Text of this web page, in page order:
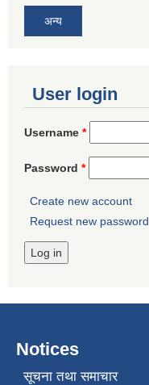
अन्य
User login
Username *
Password *
Create new account
Request new password
Notices
सूचना तथा समाचार